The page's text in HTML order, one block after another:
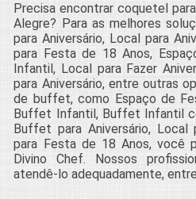
Precisa encontrar coquetel
Alegre? Para as melhores
para Aniversário, Local para
para Festa de 18 Anos,
Infantil, Local para Fazer
para Aniversário, entre outras
de buffet, como Espaço de
Buffet Infantil, Buffet Infantil
Buffet para Aniversário, Local
para Festa de 18 Anos, você
Divino Chef. Nossos
atendê-lo adequadamente,